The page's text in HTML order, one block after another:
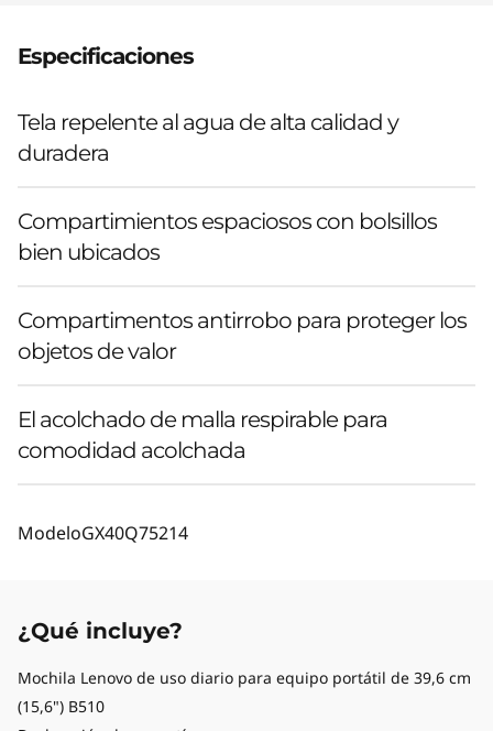
Especificaciones
Tela repelente al agua de alta calidad y
duradera
Compartimientos espaciosos con bolsillos
bien ubicados
Compartimentos antirrobo para proteger los
objetos de valor
El acolchado de malla respirable para
comodidad acolchada
ModeloGX40Q75214
¿Qué incluye?
Mochila Lenovo de uso diario para equipo portátil de 39,6 cm
(15,6") B510